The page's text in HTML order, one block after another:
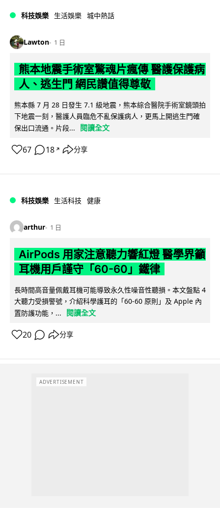
科技娛樂 生活娛樂 城中熱話
Lawton 1 日
熊本地震手術室驚魂片瘋傳 醫護保護病
人、逃生門 網民讚值得尊敬
熊本縣 7 月 28 日發生 7.1 級地震，熊本綜合醫院手術室鏡頭拍
下地震一刻，醫護人員臨危不亂保護病人，更馬上開逃生門確
保出口流通。片段...
閱讀全文
67 18 ↗ 分享
科技娛樂 生活科技 健康
arthur 1 日
AirPods 用家注意聽力響紅燈 醫學界籲
耳機用戶謹守「60-60」鐵律
長時間高音量佩戴耳機可能導致永久性噪音性聽損。本文盤點 4
大聽力受損警號，介紹科學護耳的「60-60 原則」及 Apple 內
置防護功能，...
閱讀全文
20 分享
ADVERTISEMENT